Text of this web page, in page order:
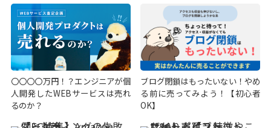
〇〇〇〇万円！？エンジニアが個
人開発したWEBサービスは売れ
るのか？
ブログ閉鎖はもったいない！やめ
る前に売ってみよう！【初心者
OK】